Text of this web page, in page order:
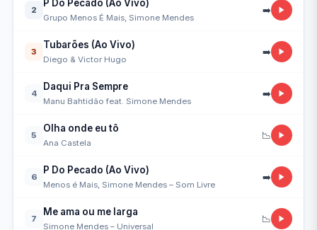
2
P Do Pecado (Ao Vivo)
Grupo Menos É Mais, Simone Mendes
➡️
3
Tubarões (Ao Vivo)
Diego & Victor Hugo
➡️
4
Daqui Pra Sempre
Manu Bahtidão feat. Simone Mendes
➡️
5
Olha onde eu tô
Ana Castela
📉
6
P Do Pecado (Ao Vivo)
Menos é Mais, Simone Mendes – Som Livre
➡️
7
Me ama ou me larga
Simone Mendes – Universal
📉